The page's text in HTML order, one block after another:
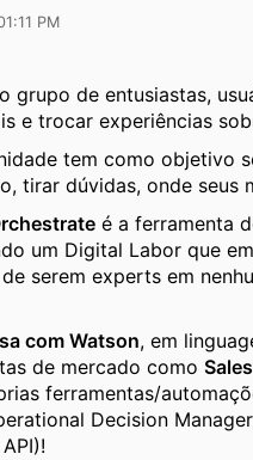
PM
grupo de entusiastas,
e trocar experiências
tem como objetivo
tirar dúvidas, onde seus
é a ferramenta
um Digital Labor que
serem experts em
com Watson, em
de mercado como
ferramentas/
Decision